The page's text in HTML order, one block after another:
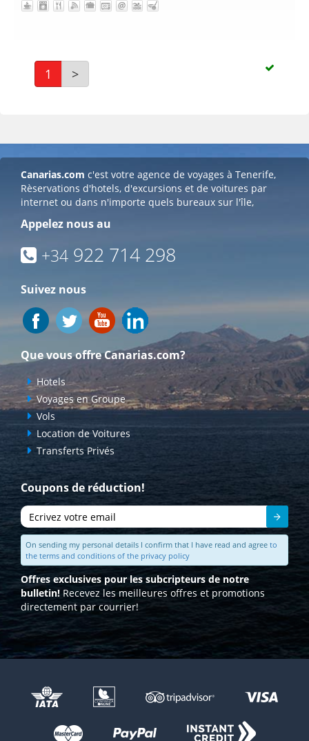
1 >
Canarias.com c'est votre agence de voyages à Tenerife,
Rèservations d'hotels, d'excursions et de voitures par
internet ou dans n'importe quels bureaux sur l'île,
Appelez nous au
+34 922 714 298
Suivez nous
Que vous offre Canarias.com?
Hotels
Voyages en Groupe
Vols
Location de Voitures
Transferts Privés
Coupons de réduction!
On sending my personal details I confirm that I have read and agree to
the terms and conditions of the privacy policy
Offres exclusives pour les subcripteurs de notre
bulletin! Recevez les meilleures offres et promotions
directement par courrier!